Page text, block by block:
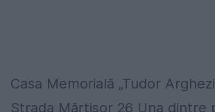
Casa Memorială „Tudor
Strada Mărțișor 26 Una dintre